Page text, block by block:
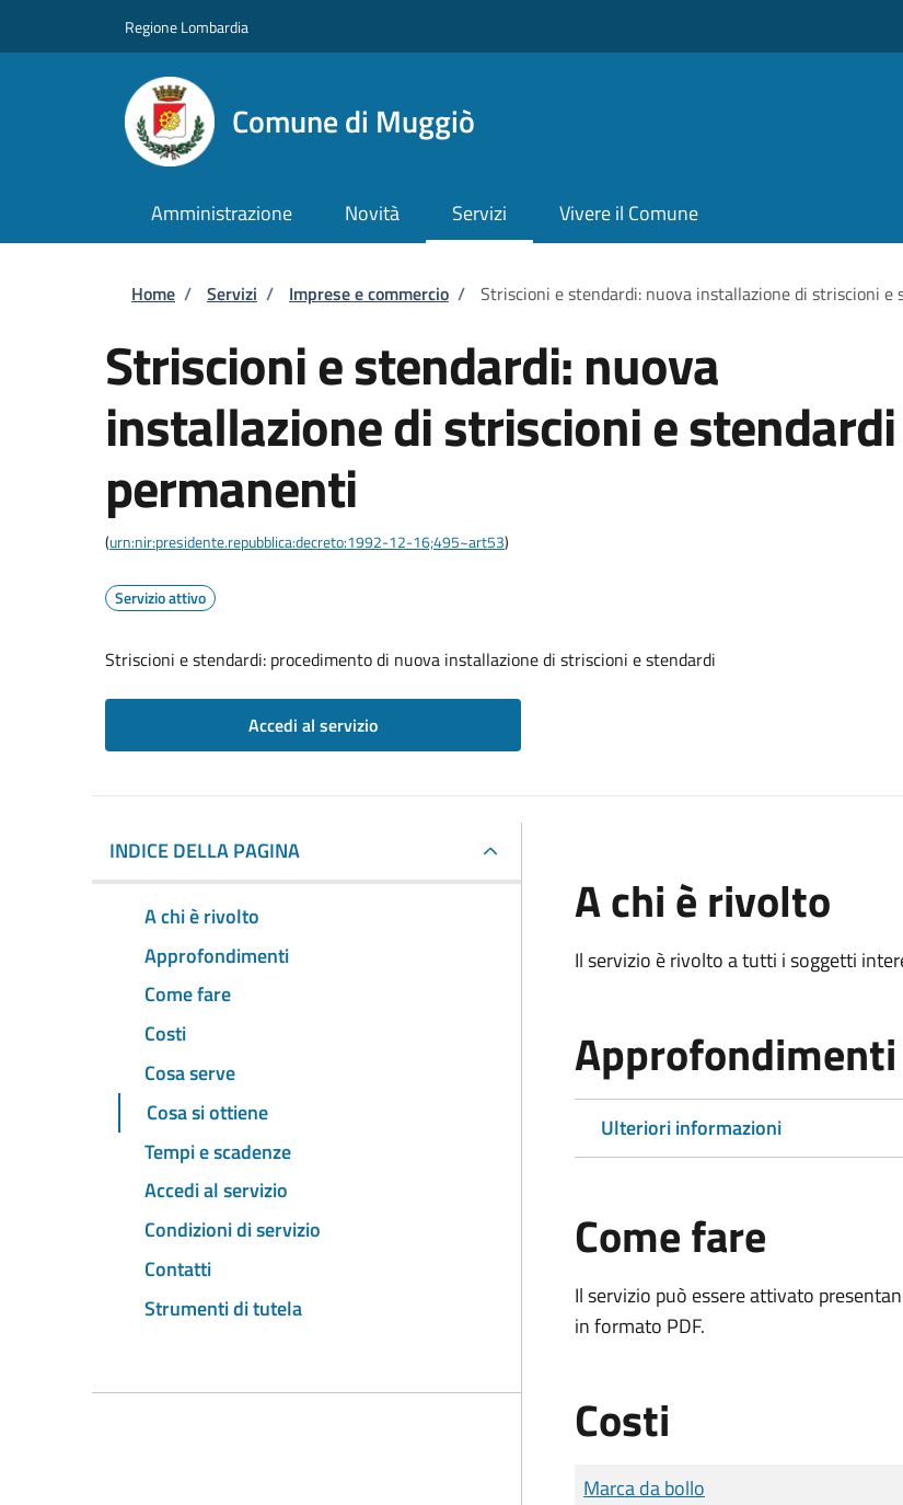
Regione Lombardia
Comune di Muggiò
Amministrazione Novità Servizi Vivere il Comune
Briciole di pane
Home / Servizi / Imprese e commercio / Striscioni e stendardi: nuova installazione di striscioni e
Striscioni e stendardi: nuova
installazione di striscioni e stendardi
permanenti
(urn:nir:presidente.repubblica:decreto:1992-12-16;495~art53)
Servizio attivo
Striscioni e stendardi: procedimento di nuova installazione di striscioni e stendardi
Accedi al servizio
INDICE DELLA PAGINA
A chi è rivolto
Approfondimenti
Come fare
Costi
Cosa serve
Cosa si ottiene
Tempi e scadenze
Accedi al servizio
Condizioni di servizio
Contatti
Strumenti di tutela
A chi è rivolto
Il servizio è rivolto a tutti i soggetti
Approfondimenti
Ulteriori informazioni
Come fare
Il servizio può essere attivato
in formato PDF.
Costi
Tipo di pagamento
Importo
Marca da bollo